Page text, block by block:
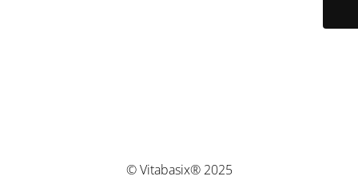
© Vitabasix® 2025